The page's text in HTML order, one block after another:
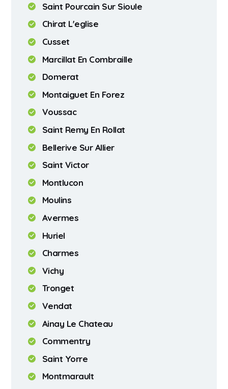
Saint Pourcain Sur Sioule
Chirat L'eglise
Cusset
Marcillat En Combraille
Domerat
Montaiguet En Forez
Voussac
Saint Remy En Rollat
Bellerive Sur Allier
Saint Victor
Montlucon
Moulins
Avermes
Huriel
Charmes
Vichy
Tronget
Vendat
Ainay Le Chateau
Commentry
Saint Yorre
Montmarault